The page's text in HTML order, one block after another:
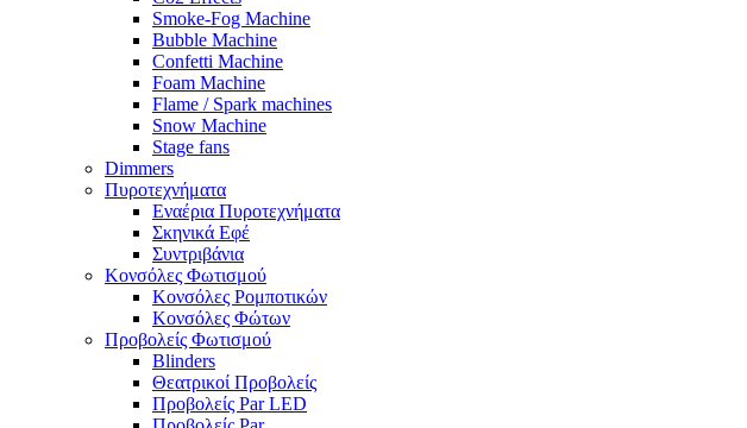
Smoke-Fog Machine
Bubble Machine
Confetti Machine
Foam Machine
Flame / Spark machines
Snow Machine
Stage fans
Dimmers
Πυροτεχνήματα
Εναέρια Πυροτεχνήματα
Σκηνικά Εφέ
Συντριβάνια
Κονσόλες Φωτισμού
Κονσόλες Ρομποτικών
Κονσόλες Φώτων
Προβολείς Φωτισμού
Blinders
Θεατρικοί Προβολείς
Προβολείς Par LED